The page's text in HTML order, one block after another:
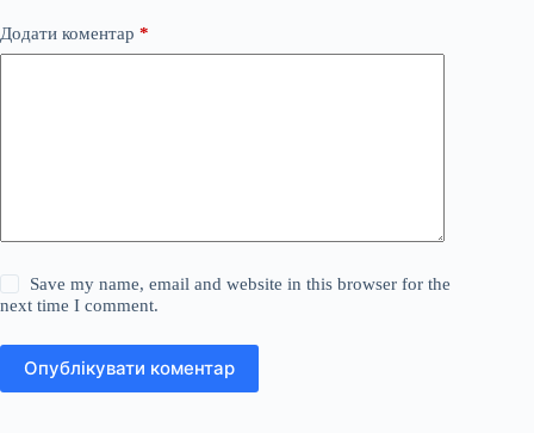
Додати коментар *
Save my name, email and website in this browser for the
next time I comment.
Опублікувати коментар